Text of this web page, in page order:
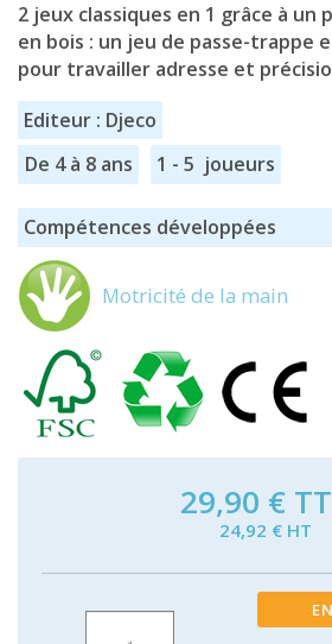
2 jeux classiques en 1 grâce à un
en bois : un jeu de passe-trappe
pour travailler adresse et
Editeur : Djeco
De 4 à 8 ans
1 - 5 joueurs
Compétences développées
Motricité de la main
29,90 €
24,92 € HT